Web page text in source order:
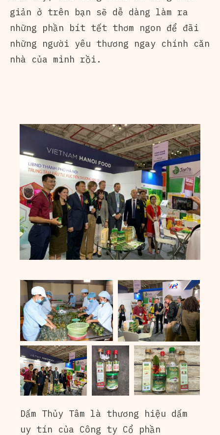
giản ở trên bạn sẽ dễ dàng làm ra
những phần bít tết thơm ngon để đãi
những người yêu thương ngay chính căn
nhà của mình rồi.
Dấm Thủy Tâm là thương hiệu dấm
uy tín của Công ty Cổ phần